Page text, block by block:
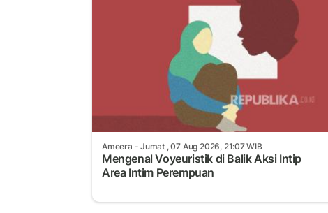
Ameera - Jumat , 07 Aug 2026, 21:07 WIB
Mengenal Voyeuristik di Balik Aksi Intip
Area Intim Perempuan